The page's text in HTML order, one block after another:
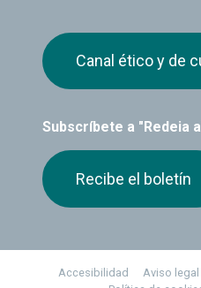
Subscríbete a "Redeia
Recibe el boletín
Canal ético y de
Footer
Accesibilidad Aviso legal